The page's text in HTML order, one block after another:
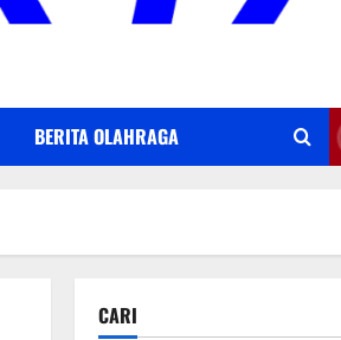
BERITA OLAHRAGA
CARI